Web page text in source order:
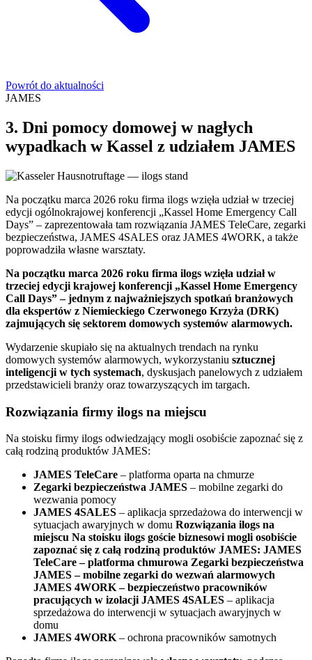
Powrót do aktualności
JAMES
3. Dni pomocy domowej w nagłych
wypadkach w Kassel z udziałem JAMES
Na początku marca 2026 roku firma ilogs wzięła udział w trzeciej
edycji ogólnokrajowej konferencji „Kassel Home Emergency Call
Days” – zaprezentowała tam rozwiązania JAMES TeleCare, zegarki
bezpieczeństwa, JAMES 4SALES oraz JAMES 4WORK, a także
poprowadziła własne warsztaty.
Na początku marca 2026 roku firma ilogs wzięła udział w
trzeciej edycji krajowej konferencji „Kassel Home Emergency
Call Days” – jednym z najważniejszych spotkań branżowych
dla ekspertów z Niemieckiego Czerwonego Krzyża (DRK)
zajmujących się sektorem domowych systemów alarmowych.
Wydarzenie skupiało się na aktualnych trendach na rynku
domowych systemów alarmowych, wykorzystaniu sztucznej
inteligencji w tych systemach, dyskusjach panelowych z udziałem
przedstawicieli branży oraz towarzyszących im targach.
Rozwiązania firmy ilogs na miejscu
Na stoisku firmy ilogs odwiedzający mogli osobiście zapoznać się z
całą rodziną produktów JAMES:
JAMES TeleCare – platforma oparta na chmurze
Zegarki bezpieczeństwa JAMES – mobilne zegarki do
wezwania pomocy
JAMES 4SALES – aplikacja sprzedażowa do interwencji w
sytuacjach awaryjnych w domu Rozwiązania ilogs na
miejscu Na stoisku ilogs goście biznesowi mogli osobiście
zapoznać się z całą rodziną produktów JAMES: JAMES
TeleCare – platforma chmurowa Zegarki bezpieczeństwa
JAMES – mobilne zegarki do wezwań alarmowych
JAMES 4WORK – bezpieczeństwo pracowników
pracujących w izolacji JAMES 4SALES – aplikacja
sprzedażowa do interwencji w sytuacjach awaryjnych w
domu
JAMES 4WORK – ochrona pracowników samotnych